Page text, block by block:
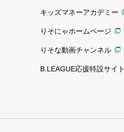
キッズマネーアカデミー
りそにゃホームページ
りそな動画チャンネル
B.LEAGUE応援特設サイト